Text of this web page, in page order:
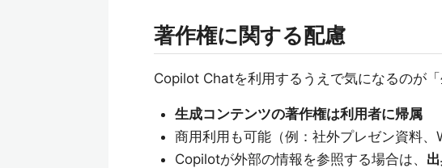
著作権に関する配慮
Copilot Chatを利用するうえで気になるのが「
生成コンテンツの著作権は利用者に帰属
商用利用も可能（例：社外プレゼン資料、
Copilotが外部の情報を参照する場合は、